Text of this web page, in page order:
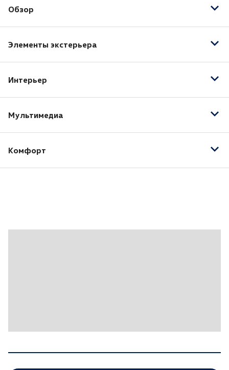
Складывающееся заднее сиденье
Система стабилизации (ESP)
Подушка безопасности водителя
Подушка безопасности пассажира
Обзор
Датчик дождя
Датчик света
Система адаптивного освещения
Элементы экстерьера
Электропривод зеркал
Электроскладывание зеркал
Интерьер
Мультимедиа
Bluetooth
USB
Комфорт